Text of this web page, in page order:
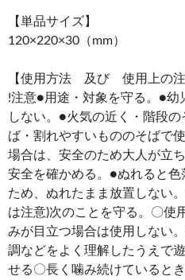
【単品サイズ】
120×220×30（mm）
【使用方法 及び 使用上の注
!注意●用途・対象を守る。●幼
しない。●火気の近く・階段
ば・割れやすいもののそばで
場合は、安全のため大人が立
安全を確かめる。●ぬれると
ため、ぬれたまま放置しない
は注意)次のことを守る。〇使
みが目立つ場合は使用しない
調などをよく理解したうえで
せる〇長く噛み続けていると